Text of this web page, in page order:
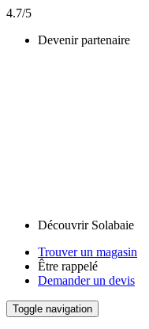
4.7/5
Devenir partenaire
Découvrir Solabaie
Trouver un magasin
Être rappelé
Demander un devis
Toggle navigation